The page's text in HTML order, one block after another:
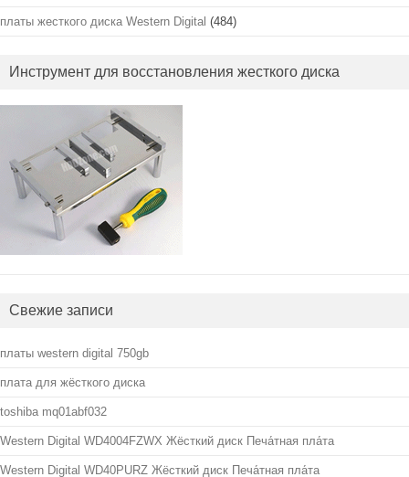
платы жесткого диска Western Digital (484)
Инструмент для восстановления жесткого диска
Свежие записи
платы western digital 750gb
плата для жёсткого диска
toshiba mq01abf032
Western Digital WD4004FZWX Жёсткий диск Печа́тная пла́та
Western Digital WD40PURZ Жёсткий диск Печа́тная пла́та